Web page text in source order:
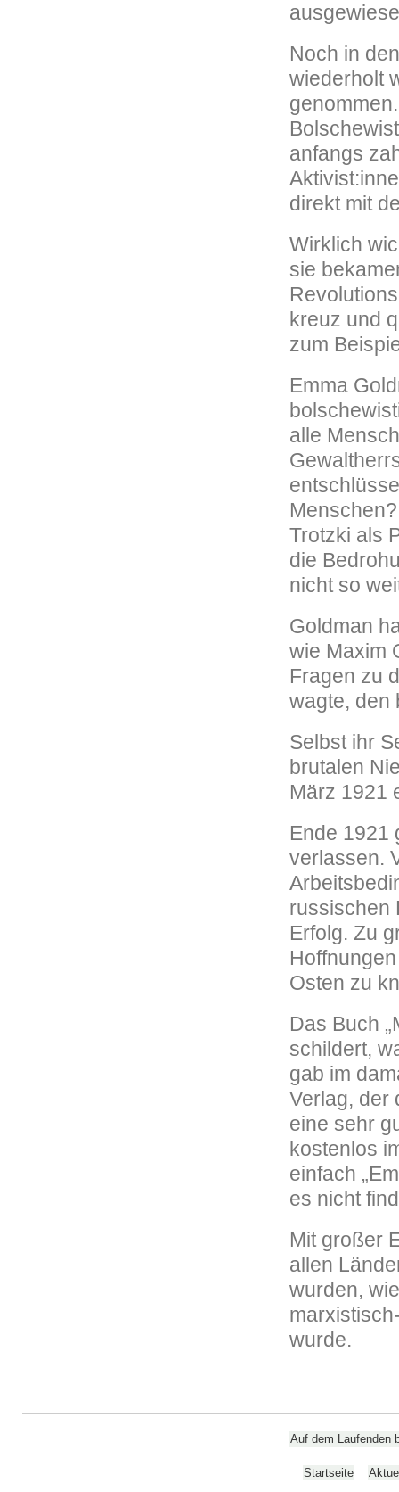
Noch in
wiederholt
anfangs
direkt mit
Wirklich
sie
kreuz und
zum
Emma
alle
Trotzki als
die
nicht so
Goldman
wie Maxim
Fragen zu
wagte, den
Selbst ihr
brutalen
März 1921
Ende 1921
verlassen.
russischen
Erfolg. Zu
Osten zu
Das Buch
schildert,
gab im
Verlag, der
eine sehr
kostenlos
einfach
es nicht
Mit großer
allen
wurden,
wurde.
Auf dem Laufenden
Startseite